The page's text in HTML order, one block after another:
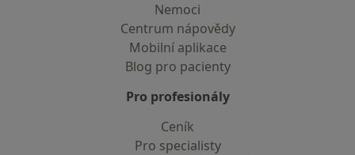
Nemoci
Centrum nápovědy
Mobilní aplikace
Blog pro pacienty
Pro profesionály
Ceník
Pro specialisty